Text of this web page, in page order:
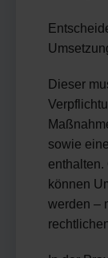
Dieser
sowie
enthalten.
können
werden –